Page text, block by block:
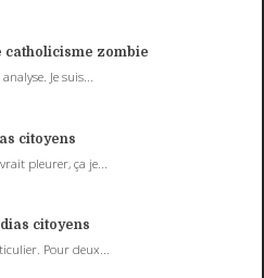
catholicisme zombie
Je suis...
citoyens
pleurer, ça je...
citoyens
Pour deux...